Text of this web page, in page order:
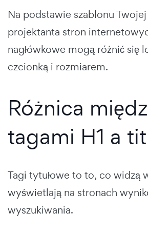
Na podstawie szablonu
projektanta stron
nagłówkowe mogą różnić się
czcionką i rozmiarem.
Różnica
tagami H1 a
Tagi tytułowe to to, co widzą
wyświetlają na stronach
wyszukiwania.